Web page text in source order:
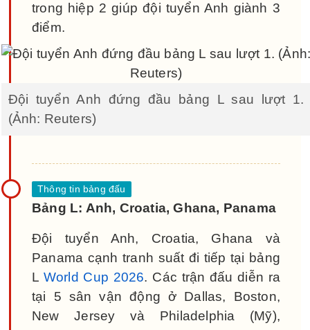
trong hiệp 2 giúp đội tuyển Anh giành 3
điểm.
Đội tuyển Anh đứng đầu bảng L sau lượt 1.
(Ảnh: Reuters)
Bảng L: Anh, Croatia, Ghana, Panama
Đội tuyển Anh, Croatia, Ghana và
Panama cạnh tranh suất đi tiếp tại bảng
L World Cup 2026. Các trận đấu diễn ra
tại 5 sân vận động ở Dallas, Boston,
New Jersey và Philadelphia (Mỹ),